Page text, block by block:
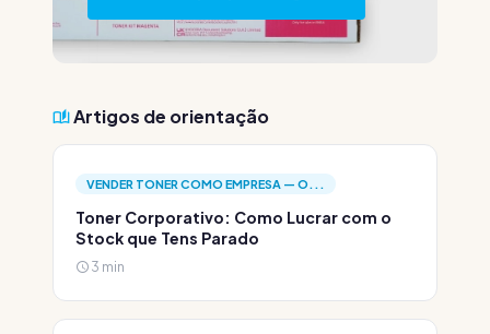
Artigos de orientação
VENDER TONER COMO EMPRESA — O...
Toner Corporativo: Como Lucrar com o
Stock que Tens Parado
3 min